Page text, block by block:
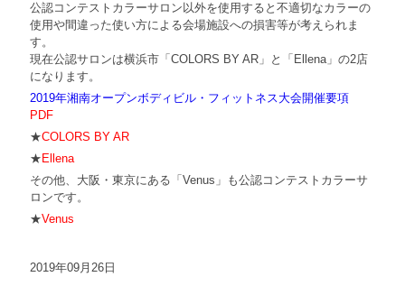
公認コンテストカラーサロン以外を使用すると不適切なカラーの
使用や間違った使い方による会場施設への損害等が考えられま
す。
現在公認サロンは横浜市「COLORS BY AR」と「Ellena」の2店
になります。
2019年湘南オープンボディビル・フィットネス大会開催要項
PDF
★COLORS BY AR
★ Ellena
その他、大阪・東京にある「Venus」も公認コンテストカラーサ
ロンです。
★Venus
2019年09月26日